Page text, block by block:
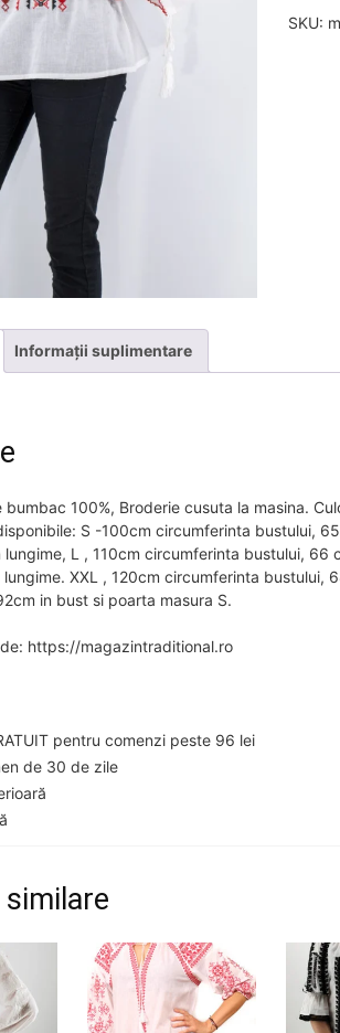
SKU:
Informații suplimentare
bumbac 100%, Broderie cusuta la masina.
S -100cm circumferinta bustului,
L , 110cm circumferinta bustului, 66
XXL , 120cm circumferinta bustului,
in bust si poarta masura S.
https://magazintraditional.ro
pentru comenzi peste 96 lei
de 30 de zile